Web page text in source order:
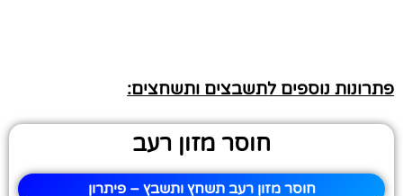
פתרונות נוספים לתשבצים ותשחצים:
חוסר מזון רעב
חוסר מזון רעב תשחץ ותשבץ – פיתרון